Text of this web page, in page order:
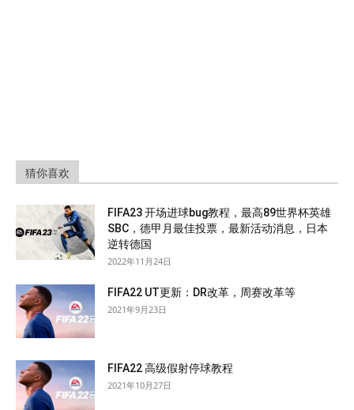
猜你喜欢
FIFA23 开场进球bug教程，最高89世界杯英雄
SBC，德甲月最佳投票，最新活动消息，日本
逆转德国
2022年11月24日
FIFA22 UT更新：DR改革，周赛改革等
2021年9月23日
FIFA22 高级假射停球教程
2021年10月27日